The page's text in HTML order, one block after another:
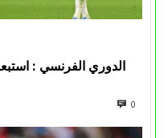
الدوري الفرنسي :
0